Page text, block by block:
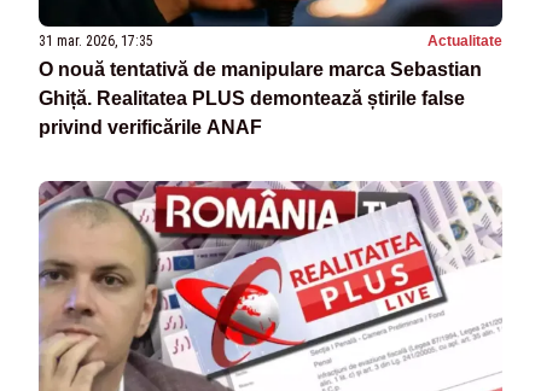
31 mar. 2026, 17:35 Actualitate
O nouă tentativă de manipulare marca Sebastian
Ghiță. Realitatea PLUS demontează știrile false
privind verificările ANAF